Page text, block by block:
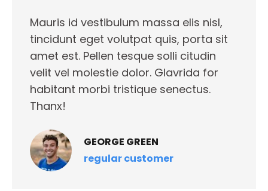
GEORGE GREEN
regular customer
Mauris id vestibulum massa elis nisl,
tincidunt eget volutpat quis, porta sit
amet est. Pellen tesque solli citudin
velit vel molestie dolor. Glavrida for
habitant morbi tristique senectus.
Thanx!